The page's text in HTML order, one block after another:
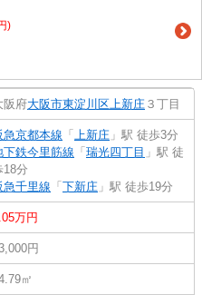
)
阪府大阪市東淀川区上新庄 ３丁目
急京都本線 「 上新庄 」駅 徒歩3分
下鉄今里筋線 「 瑞光四丁目 」駅 徒
18分
急千里線 「 下新庄 」駅 徒歩19分
万円
円
㎡